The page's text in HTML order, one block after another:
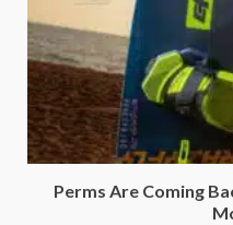
Perms Are Coming
7
16 julio
1
Avanza
7